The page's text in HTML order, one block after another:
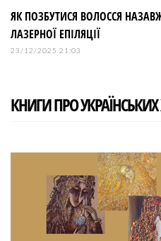
ЯК ПОЗБУТИСЯ ВОЛОССЯ
ЛАЗЕРНОЇ ЕПІЛЯЦІЇ
23/12/2025 21:03
КНИГИ ПРО